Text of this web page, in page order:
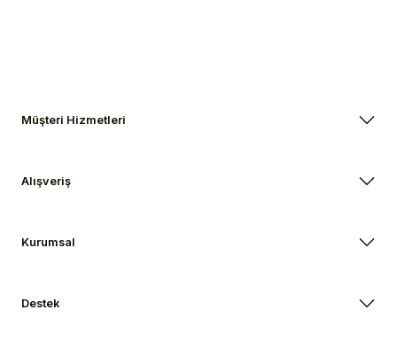
Müşteri Hizmetleri
Alışveriş
Kurumsal
Destek